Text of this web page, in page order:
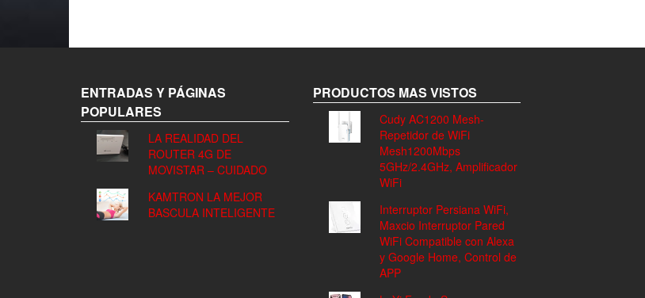
ENTRADAS Y PÁGINAS
POPULARES
LA REALIDAD DEL
ROUTER 4G DE
MOVISTAR – CUIDADO
KAMTRON LA MEJOR
BASCULA INTELIGENTE
PRODUCTOS MAS VISTOS
Cudy AC1200 Mesh-
Repetidor de WiFi
Mesh1200Mbps
5GHz/2.4GHz, Amplificador
WiFi
Interruptor Persiana WiFi,
Maxcio Interruptor Pared
WiFi Compatible con Alexa
y Google Home, Control de
APP